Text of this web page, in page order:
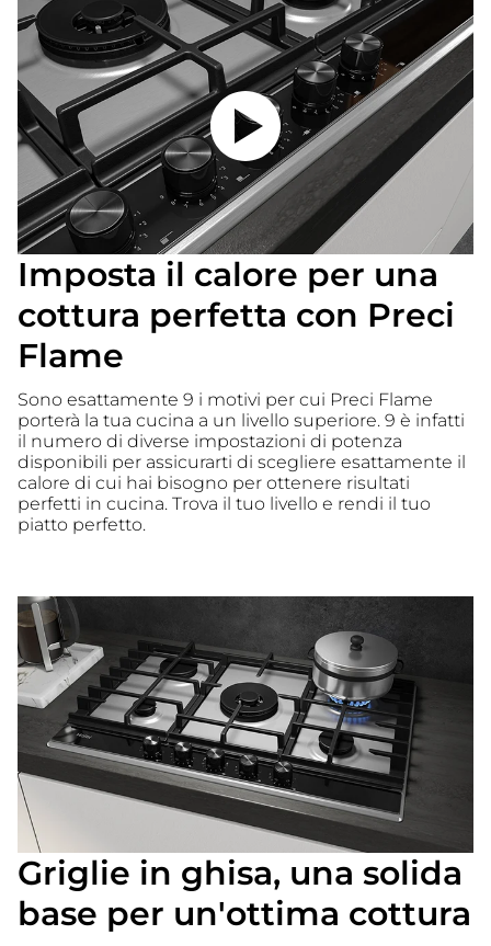
Riproduci il video
Imposta il calore per una
cottura perfetta con Preci
Flame
Sono esattamente 9 i motivi per cui Preci Flame
porterà la tua cucina a un livello superiore. 9 è infatti
il numero di diverse impostazioni di potenza
disponibili per assicurarti di scegliere esattamente il
calore di cui hai bisogno per ottenere risultati
perfetti in cucina. Trova il tuo livello e rendi il tuo
piatto perfetto.
Griglie in ghisa, una solida
base per un'ottima cottura